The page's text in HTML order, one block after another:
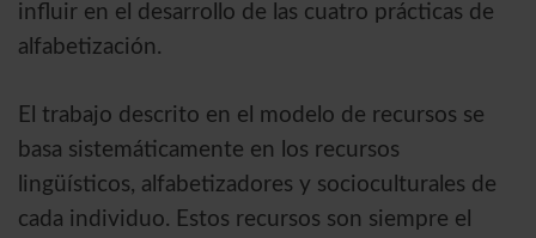
influir en el desarrollo de las cuatro prácticas de
alfabetización.
El trabajo descrito en el modelo de recursos se
basa sistemáticamente en los recursos
lingüísticos, alfabetizadores y socioculturales de
cada individuo. Estos recursos son siempre el